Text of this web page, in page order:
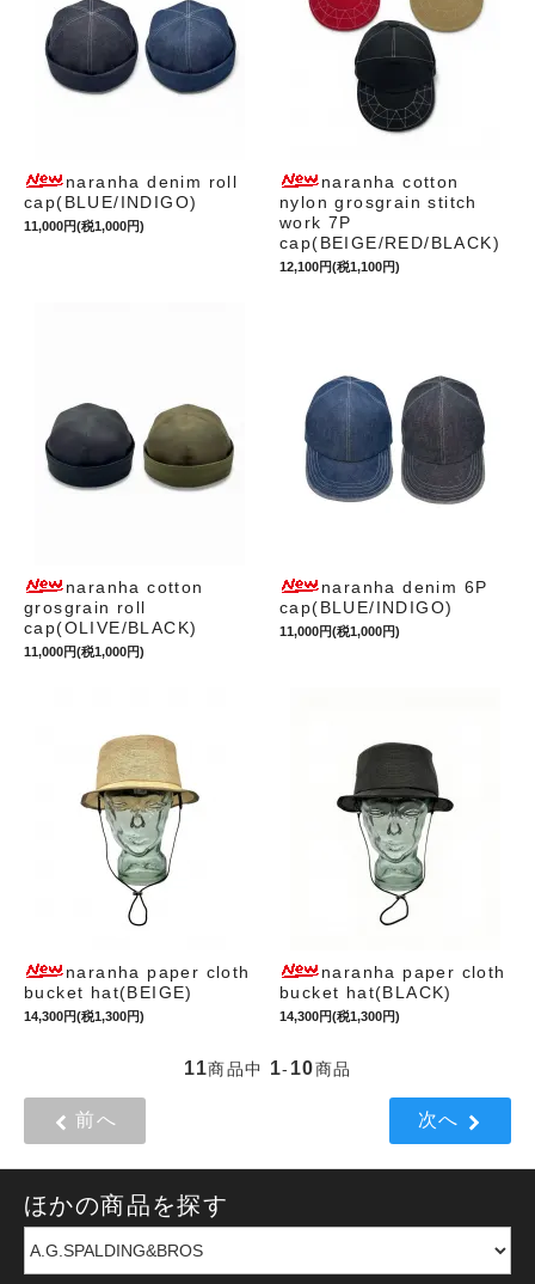
naranha denim roll
cap(BLUE/INDIGO)
11,000円(税1,000円)
naranha cotton
nylon grosgrain stitch
work 7P
cap(BEIGE/RED/BLACK)
12,100円(税1,100円)
naranha cotton
grosgrain roll
cap(OLIVE/BLACK)
11,000円(税1,000円)
naranha denim 6P
cap(BLUE/INDIGO)
11,000円(税1,000円)
naranha paper cloth
bucket hat(BEIGE)
14,300円(税1,300円)
naranha paper cloth
bucket hat(BLACK)
14,300円(税1,300円)
11商品中 1- 10商品
前へ 次へ
ほかの商品を探す